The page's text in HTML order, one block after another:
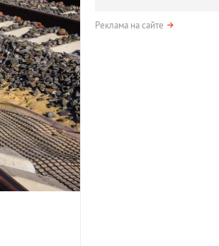
Реклама на сайте